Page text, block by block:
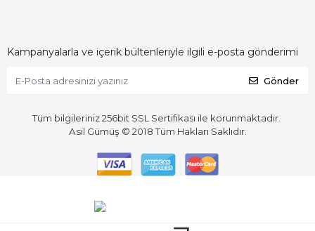
Kampanyalarla ve içerik bültenleriyle ilgili e-posta gönderimi
Gönder
Tüm bilgileriniz 256bit SSL Sertifikası ile korunmaktadır.
Asil Gümüş © 2018Tüm Hakları Saklıdır.